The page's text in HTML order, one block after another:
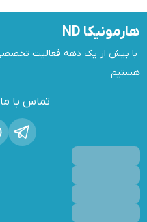
هارمونیکا ND
هستیم
تماس با ما